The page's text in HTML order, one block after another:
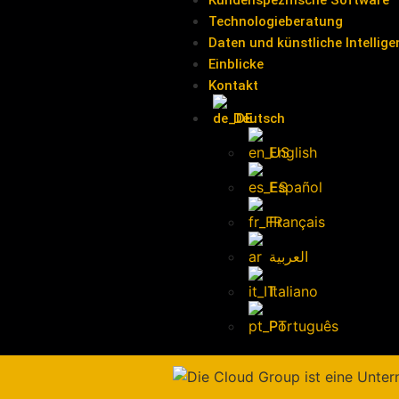
Technologieberatung
Daten und künstliche
Einblicke
Kontakt
Deutsch
English
Español
Français
العربية
Italiano
Português